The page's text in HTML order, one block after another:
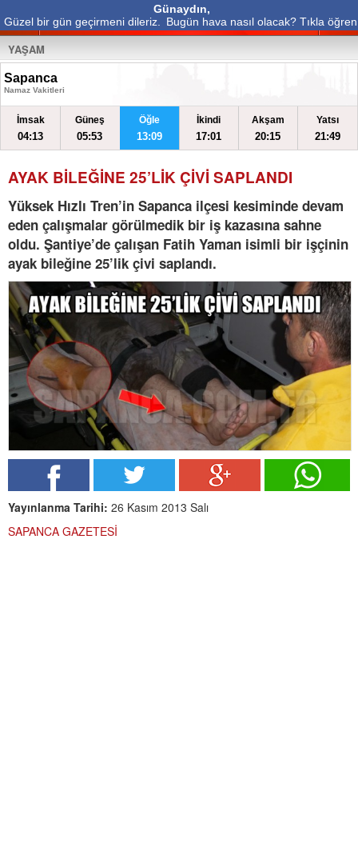
Günaydın,
Güzel bir gün geçirmeni dileriz.
Bugün hava nasıl olacak? Tıkla öğren
YAŞAM
Sapanca
Namaz Vakitleri
İmsak
04:13
Güneş
05:53
Öğle
13:09
İkindi
17:01
Akşam
20:15
Yatsı
21:49
AYAK BİLEĞİNE 25’LİK ÇİVİ SAPLANDI
Yüksek Hızlı Tren’in Sapanca ilçesi kesiminde devam
eden çalışmalar görülmedik bir iş kazasına sahne
oldu. Şantiye’de çalışan Fatih Yaman isimli bir işçinin
ayak bileğine 25’lik çivi saplandı.
Yayınlanma Tarihi: 26 Kasım 2013 Salı
SAPANCA GAZETESİ